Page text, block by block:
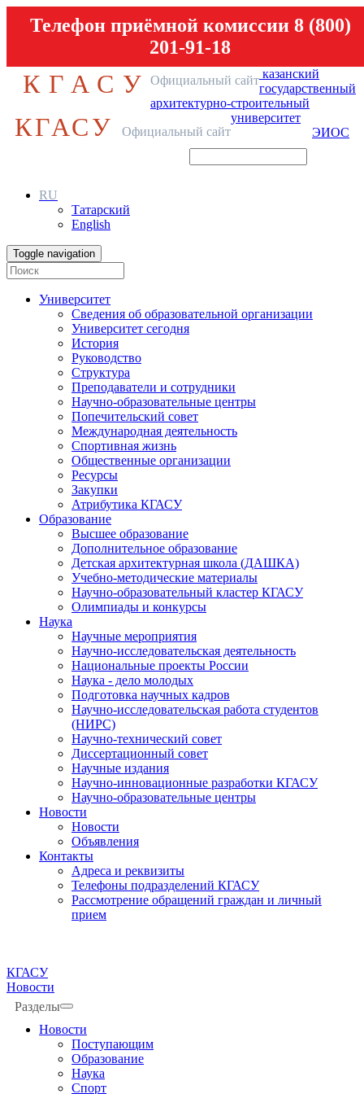
Телефон приёмной комиссии 8 (800)
201-91-18
КГАСУ Официальный сайт казанский
государственный
архитектурно-строительный
университет
КГАСУ Официальный сайт ЭИОС
RU
Татарский
English
Toggle navigation
Университет
Сведения об образовательной организации
Университет сегодня
История
Руководство
Структура
Преподаватели и сотрудники
Научно-образовательные центры
Попечительский совет
Международная деятельность
Спортивная жизнь
Общественные организации
Ресурсы
Закупки
Атрибутика КГАСУ
Образование
Высшее образование
Дополнительное образование
Детская архитектурная школа (ДАШКА)
Учебно-методические материалы
Научно-образовательный кластер КГАСУ
Олимпиады и конкурсы
Наука
Научные мероприятия
Научно-исследовательская деятельность
Национальные проекты России
Наука - дело молодых
Подготовка научных кадров
Научно-исследовательская работа студентов
(НИРС)
Научно-технический совет
Диссертационный совет
Научные издания
Научно-инновационные разработки КГАСУ
Научно-образовательные центры
Новости
Новости
Объявления
Контакты
Адреса и реквизиты
Телефоны подразделений КГАСУ
Рассмотрение обращений граждан и личный
прием
КГАСУ
Новости
Разделы
Новости
Поступающим
Образование
Наука
Спорт